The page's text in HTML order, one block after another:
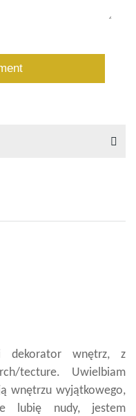
dekorator wnętrz, z
tecture. Uwielbiam
wnętrzu wyjątkowego,
lubię nudy, jestem